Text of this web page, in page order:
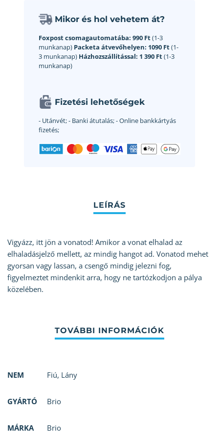
Mikor és hol vehetem át?
Foxpost csomagautomatába: 990 Ft(1-3
munkanap) Packeta átvevőhelyen: 1090 Ft(1-
3 munkanap) Házhozszállítással: 1 390 Ft(1-3
munkanap)
Fizetési lehetőségek
- Utánvét;- Banki átutalás;- Online bankkártyás
fizetés;
Vigyázz, itt jön a vonatod! Amikor a vonat elhalad az
elhaladásjelző mellett, az mindig hangot ad. Vonatod mehet
gyorsan vagy lassan, a csengő mindig jelezni fog,
figyelmeztet mindenkit arra, hogy ne tartózkodjon a pálya
közelében.
NEM Fiú, Lány
GYÁRTÓ Brio
MÁRKA Brio